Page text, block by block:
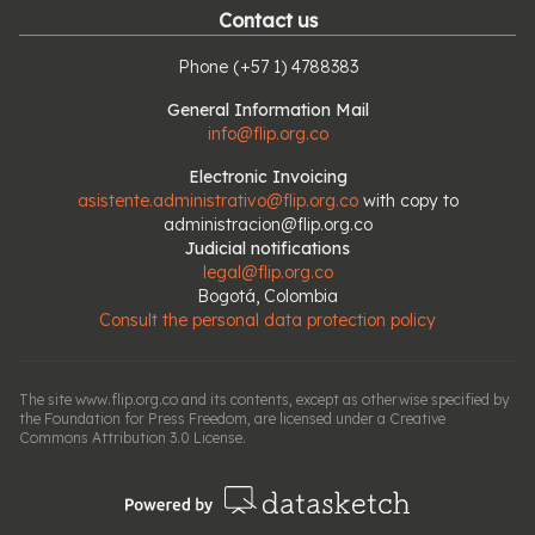
Contact us
Phone (+57 1) 4788383
General Information Mail
info@flip.org.co
Electronic Invoicing
asistente.administrativo@flip.org.co with copy to
administracion@flip.org.co
Judicial notifications
legal@flip.org.co
Bogotá, Colombia
Consult the personal data protection policy
The site www.flip.org.co and its contents, except as otherwise specified by
the Foundation for Press Freedom, are licensed under a Creative
Commons Attribution 3.0 License.